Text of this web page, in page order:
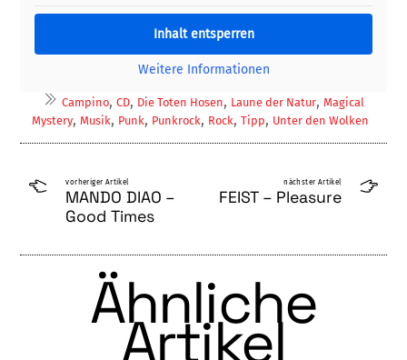
Inhalt entsperren
Weitere Informationen
Campino, CD, Die Toten Hosen, Laune der Natur, Magical
Mystery,Musik, Punk, Punkrock, Rock,Tipp, Unter den Wolken
vorheriger Artikel
MANDO DIAO –
Good Times
nächster Artikel
FEIST – Pleasure
Ähnliche
Artikel